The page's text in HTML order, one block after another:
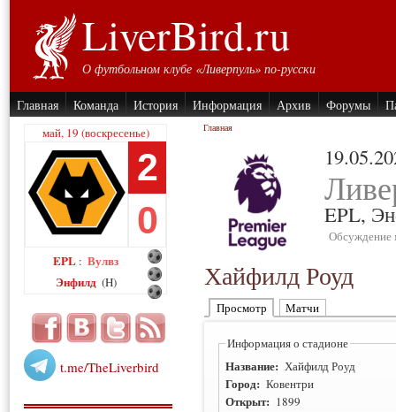
LiverBird.ru
О футбольном клубе «Ливерпуль» по-русски
Главная Команда История Информация Архив Форумы
май, 19 (воскресенье)
2
0
EPL : Вулвз
Энфилд (H)
t.me/TheLiverbird
Главная
EPL,
Хайфилд Роуд
Просмотр Матчи
Информация о стадионе
Название: Хайфилд Роуд
Город: Ковентри
Открыт: 1899